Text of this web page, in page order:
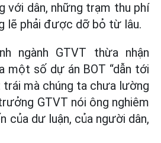
với dân, những trạm thu phí
lẽ phải được dỡ bỏ từ lâu.
ngành GTVT thừa nhận
một số dự án BOT “dẫn tới
mà chúng ta chưa lường
GTVT nói ông nghiêm
của dư luận, của người dân,